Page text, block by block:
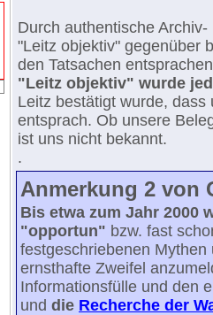
Durch authentische
"Leitz objektiv" gegenüber
den Tatsachen
"Leitz objektiv" wurde
Leitz bestätigt wurde,
entsprach. Ob unsere
ist uns nicht bekannt.
.
Anmerkung 2 von
Bis etwa zum Jahr 2000
"opportun" bzw. fast
festgeschriebenen
ernsthafte Zweifel
Informationsfülle und den
und die Recherche der